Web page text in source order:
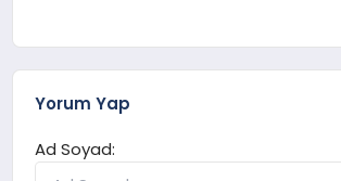
Yorum Yap
Ad Soyad: